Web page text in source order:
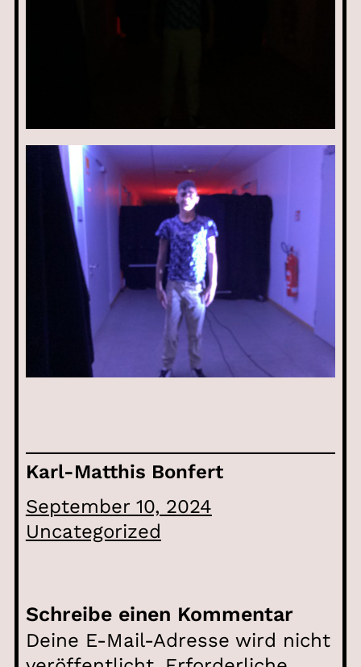
Karl-Matthis Bonfert
September 10, 2024
Uncategorized
Schreibe einen Kommentar
Deine E-Mail-Adresse wird nicht